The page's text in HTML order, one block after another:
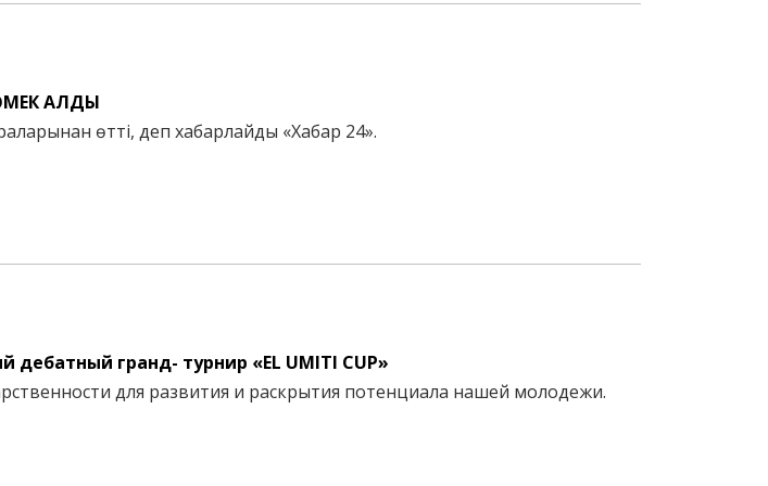
АЛДЫ
өтті, деп хабарлайды «Хабар 24».
гранд- турнир «EL UMITI CUP»
для развития и раскрытия потенциала нашей молодежи.